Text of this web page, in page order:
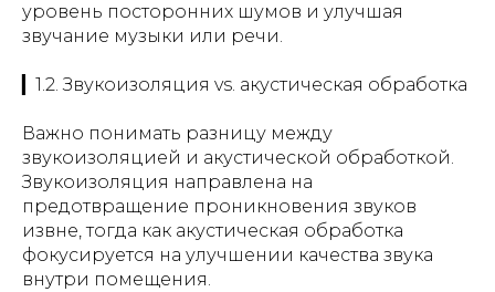
уровень посторонних шумов и улучшая
звучание музыки или речи.
▎1.2. Звукоизоляция vs. акустическая обработка
Важно понимать разницу между
звукоизоляцией и акустической обработкой.
Звукоизоляция направлена на
предотвращение проникновения звуков
извне, тогда как акустическая обработка
фокусируется на улучшении качества звука
внутри помещения.